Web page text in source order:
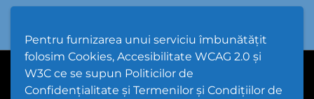
Pentru furnizarea unui serviciu îmbunătățit
folosim Cookies, Accesibilitate WCAG 2.0 și
W3C ce se supun Politicilor de
Confidențialitate și Termenilor și Condițiilor de
Hartă Website